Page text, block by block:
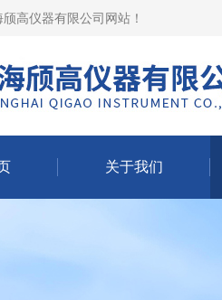
颀高仪器有限公司网站 ！
关于我们